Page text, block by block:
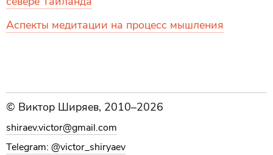
Аспекты медитации на процесс мышления
© Виктор Ширяев, 2010–2026
shiraev.victor@gmail.com
Telegram: @victor_shiryaev